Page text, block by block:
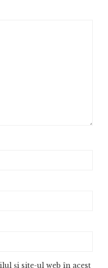
și site-ul web în acest